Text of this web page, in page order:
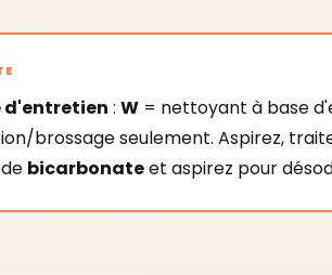
d'entretien : W = nettoyant à base
brossage seulement. Aspirez,
bicarbonateet aspirez pour